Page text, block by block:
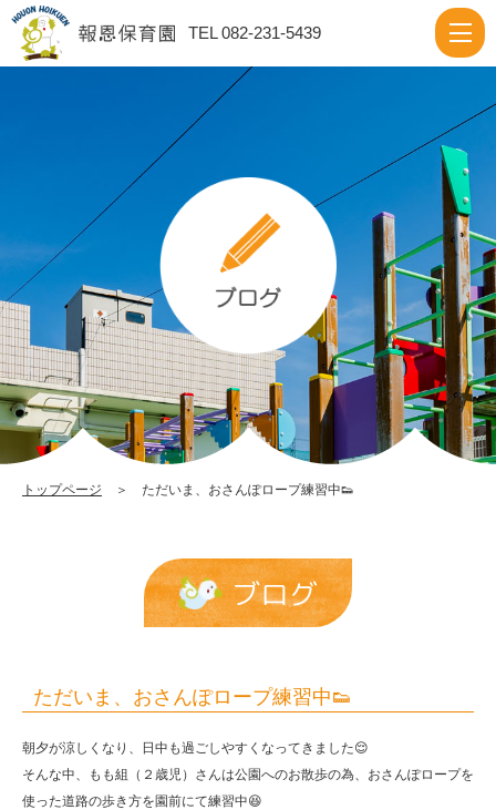
た
だ
い
ん
ぽ
ロ
ー
プ
練
習
中
|
報
恩
育
園
TEL 082-231-5439
トップページ ＞ ただいま、おさんぽロープ練習中👟
ブログ
ただいま、おさんぽロープ練習中👟
朝夕が涼しくなり、日中も過ごしやすくなってきました😌
そんな中、もも組（２歳児）さんは公園へのお散歩の為、おさんぽロープを
使った道路の歩き方を園前にて練習中😆